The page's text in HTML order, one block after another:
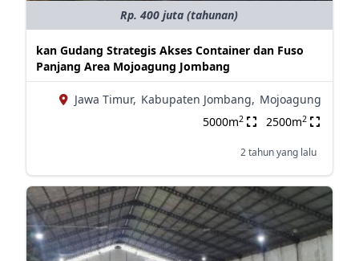
Rp. 400 juta (tahunan)
kan Gudang Strategis Akses Container dan Fuso
Panjang Area Mojoagung Jombang
Jawa Timur, Kabupaten Jombang, Mojoagung
5000m2 2500m2
2 tahun yang lalu